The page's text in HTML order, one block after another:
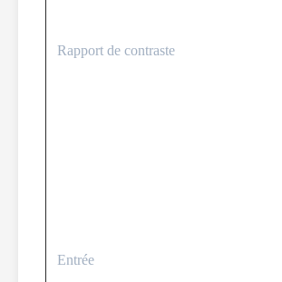
Rapport de contraste
Entrée